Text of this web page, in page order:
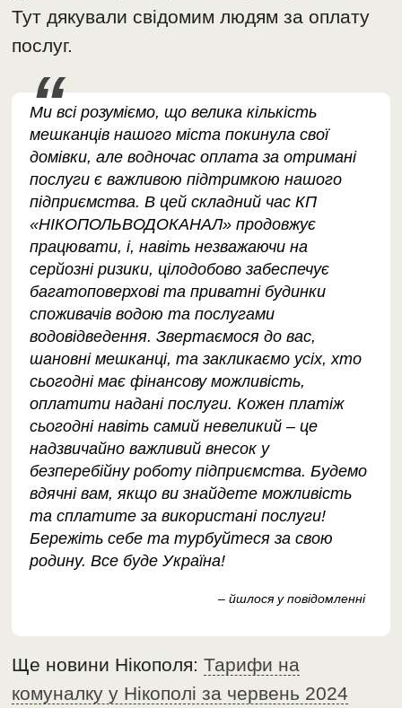
Тут дякували свідомим людям за оплату
послуг.
Ми всі розуміємо, що велика кількість
мешканців нашого міста покинула свої
домівки, але водночас оплата за отримані
послуги є важливою підтримкою нашого
підприємства. В цей складний час КП
«НІКОПОЛЬВОДОКАНАЛ» продовжує
працювати, і, навіть незважаючи на
серйозні ризики, цілодобово забеспечує
багатоповерхові та приватні будинки
споживачів водою та послугами
водовідведення. Звертаємося до вас,
шановні мешканці, та закликаємо усіх, хто
сьогодні має фінансову можливість,
оплатити надані послуги. Кожен платіж
сьогодні навіть самий невеликий – це
надзвичайно важливий внесок у
безперебійну роботу підприємства. Будемо
вдячні вам, якщо ви знайдете можливість
та сплатите за використані послуги!
Бережіть себе та турбуйтеся за свою
родину. Все буде Україна!
– йшлося у повідомленні
Ще новини Нікополя:Тарифи на
комуналку у Нікополі за червень 2024